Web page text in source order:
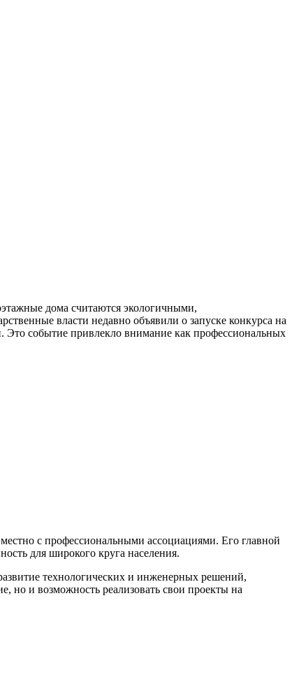
дома считаются экологичными,
власти недавно объявили о запуске конкурса на
событие привлекло внимание как профессиональных
с профессиональными ассоциациями. Его главной
для широкого круга населения.
технологических и инженерных решений,
но и возможность реализовать свои проекты на